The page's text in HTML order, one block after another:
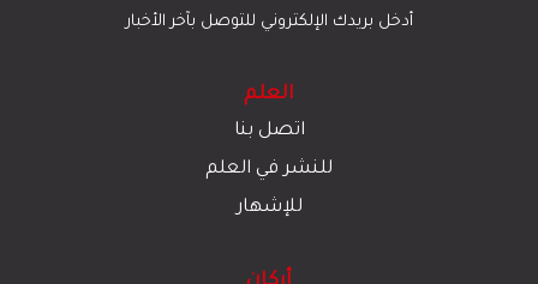
أدخل بريدك الإلكتروني للتوصل بآخر الأخبار
العلم
اتصل بنا
للنشر في العلم
للإشهار